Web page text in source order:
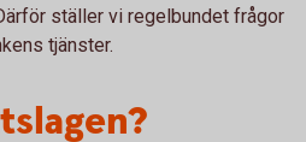
ställer vi regelbundet frågor
tjänster.